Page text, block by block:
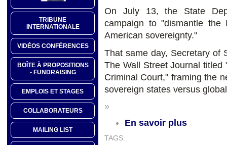
TRIBUNE
INTERNATIONALE
VIDÉOS CONFÉRENCES
BOÎTE À PROPOSITIONS
- FUNDRAISING
EMPLOIS ET STAGES
COLLABORATEURS
MAILING LIST
On July 13, the State
campaign to "dismantle the
American sovereignty."
That same day, Secretary of
The Wall Street Journal titled
Criminal Court," framing the
sovereign states versus
»
En savoir plus
TAGS: